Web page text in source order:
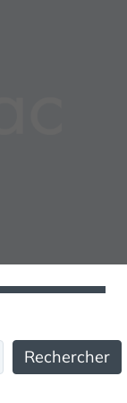
Rechercher